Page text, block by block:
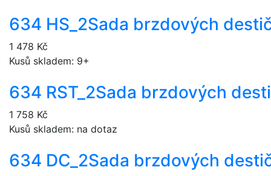
634 HS_2Sada brzdových
1 478 Kč
Kusů skladem: 9+
634 RST_2Sada brzdových
1 758 Kč
Kusů skladem: na dotaz
634 DC_2Sada brzdových